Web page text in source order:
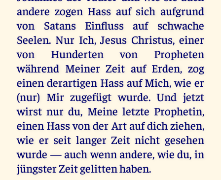
andere zogen Hass auf sich aufgrund
von Satans Einfluss auf schwache
Seelen. Nur Ich, Jesus Christus, einer
von Hunderten von Propheten
während Meiner Zeit auf Erden, zog
einen derartigen Hass auf Mich, wie er
(nur) Mir zugefügt wurde. Und jetzt
wirst nur du, Meine letzte Prophetin,
einen Hass von der Art auf dich ziehen,
wie er seit langer Zeit nicht gesehen
wurde — auch wenn andere, wie du, in
jüngster Zeit gelitten haben.